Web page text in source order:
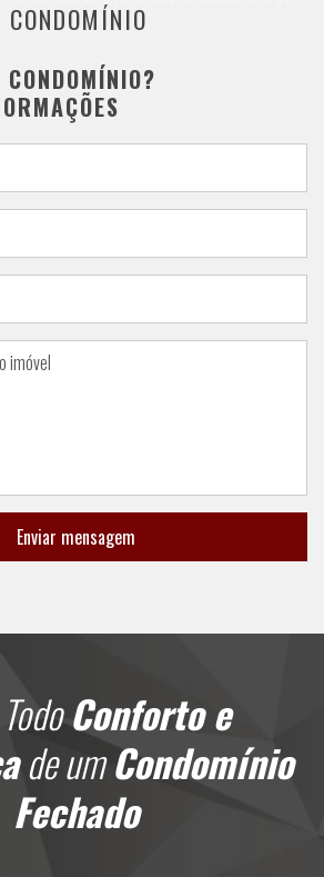
CONDOMÍNIO?
Enviar mensagem
Conforto e
de umCondomínio
Fechado